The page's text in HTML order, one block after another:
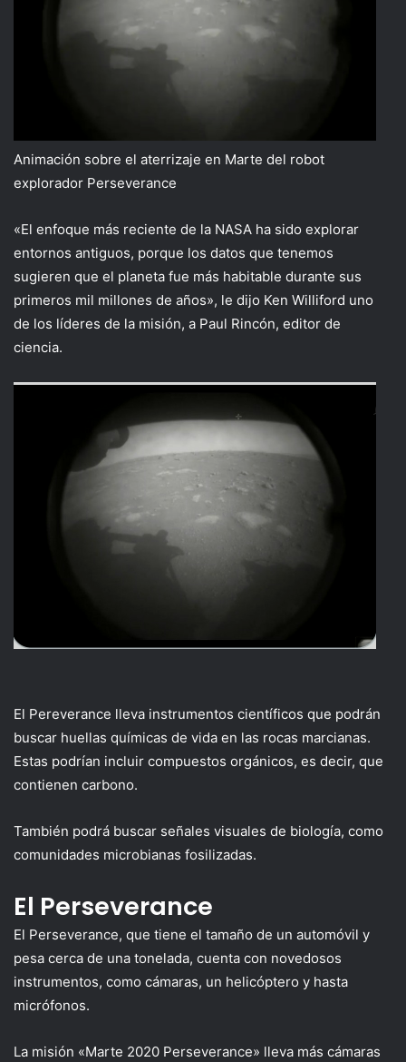
Animación sobre el aterrizaje en Marte del robot
explorador Perseverance
«El enfoque más reciente de la NASA ha sido explorar
entornos antiguos, porque los datos que tenemos
sugieren que el planeta fue más habitable durante sus
primeros mil millones de años», le dijo Ken Williford uno
de los líderes de la misión, a Paul Rincón, editor de
ciencia.
El Pereverance lleva instrumentos científicos que podrán
buscar huellas químicas de vida en las rocas marcianas.
Estas podrían incluir compuestos orgánicos, es decir, que
contienen carbono.
También podrá buscar señales visuales de biología, como
comunidades microbianas fosilizadas.
El Perseverance
El Perseverance, que tiene el tamaño de un automóvil y
pesa cerca de una tonelada, cuenta con novedosos
instrumentos, como cámaras, un helicóptero y hasta
micrófonos.
La misión «Marte 2020 Perseverance» lleva más cámaras